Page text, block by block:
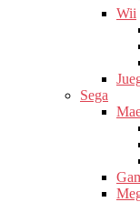
Wii
Sega